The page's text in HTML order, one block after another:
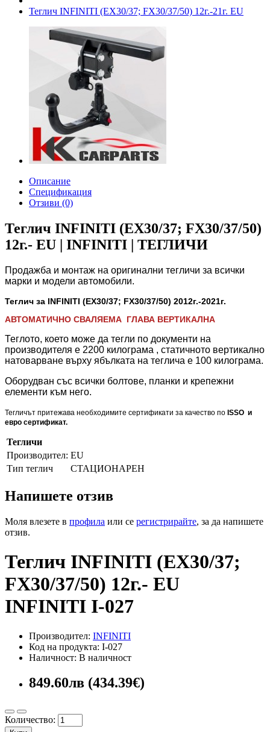
Теглич INFINITI (EX30/37; FX30/37/50) 12г.-21г. EU
Описание
Спецификация
Отзиви (0)
Теглич INFINITI (EX30/37; FX30/37/50)
12г.- EU | INFINITI | ТЕГЛИЧИ
Продажба и монтаж на оригинални тегличи за всички
марки и модели автомобили.
Теглич за INFINITI (EX30/37; FX30/37/50) 2012г.-2021г.
АВТОМАТИЧНО СВАЛЯЕМА ГЛАВА ВЕРТИКАЛНА
Теглото, което може да тегли по документи на
производителя е 2200 килограма , статичното вертикално
натоварване върху ябълката на теглича е 100 килограма.
Оборудван със всички болтове, планки и крепежни
елементи към него.
Тегличът притежава необходимите сертификати за качество по ISSO и
евро сертификат.
Тегличи
Производител: EU
Тип теглич
СТАЦИОНАРЕН
Напишете отзив
Моля влезете в профила или се регистрирайте, за да напишете
отзив.
Теглич INFINITI (EX30/37;
FX30/37/50) 12г.- EU
INFINITI I-027
Производител: INFINITI
Код на продукта: I-027
Наличност: В наличност
849.60лв (434.39€)
Количество: